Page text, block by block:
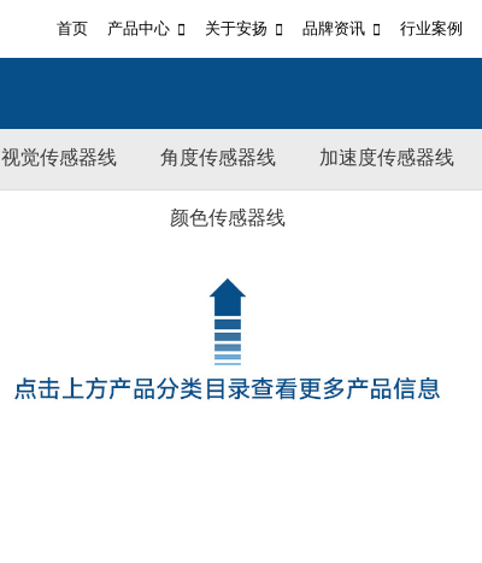
首页 产品中心 关于安扬 品牌资讯 行业案例
视觉传感器线 角度传感器线 加速度传感器线
颜色传感器线